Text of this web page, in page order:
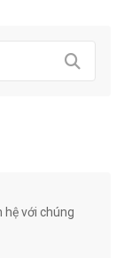
hệ với chúng